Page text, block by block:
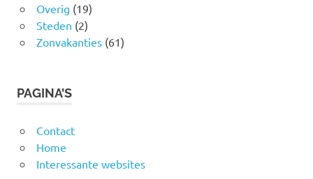
Overig (19)
Steden (2)
Zonvakanties(61)
PAGINA’S
Contact
Home
Interessante websites